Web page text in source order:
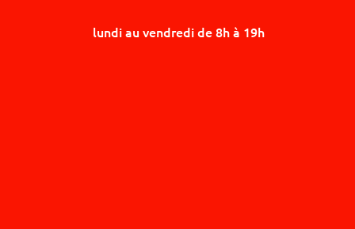
lundi au vendredi de 8h à 19h